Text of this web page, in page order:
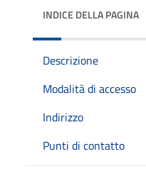
INDICE DELLA PAGINA
Descrizione
Modalità di accesso
Indirizzo
Punti di contatto